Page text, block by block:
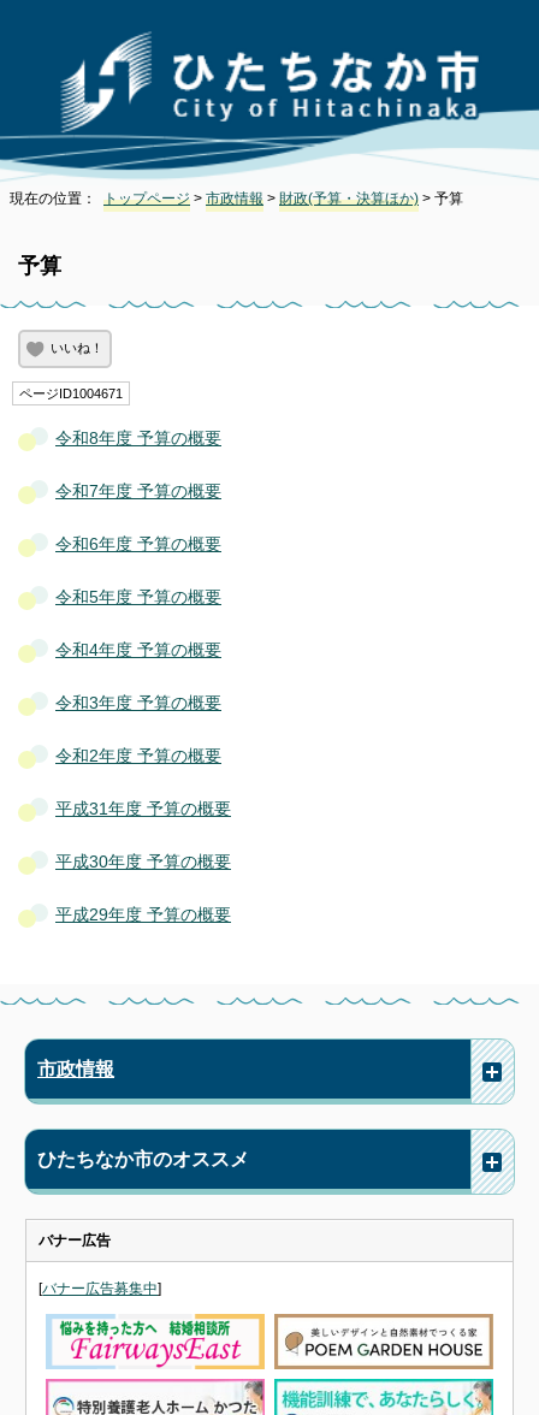
現在の位置： トップページ > 市政情報 > 財政(予算・決算ほか) > 予算
予算
いいね！
ページID1004671
令和8年度 予算の概要
令和7年度 予算の概要
令和6年度 予算の概要
令和5年度 予算の概要
令和4年度 予算の概要
令和3年度 予算の概要
令和2年度 予算の概要
平成31年度 予算の概要
平成30年度 予算の概要
平成29年度 予算の概要
市政情報
ひたちなか市のオススメ
バナー広告
[バナー広告募集中]